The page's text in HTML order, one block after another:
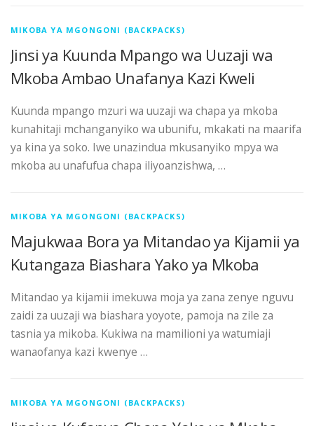
MIKOBA YA MGONGONI (BACKPACKS)
Jinsi ya Kuunda Mpango wa Uuzaji wa
Mkoba Ambao Unafanya Kazi Kweli
Kuunda mpango mzuri wa uuzaji wa chapa ya mkoba
kunahitaji mchanganyiko wa ubunifu, mkakati na maarifa
ya kina ya soko. Iwe unazindua mkusanyiko mpya wa
mkoba au unafufua chapa iliyoanzishwa, …
MIKOBA YA MGONGONI (BACKPACKS)
Majukwaa Bora ya Mitandao ya Kijamii ya
Kutangaza Biashara Yako ya Mkoba
Mitandao ya kijamii imekuwa moja ya zana zenye nguvu
zaidi za uuzaji wa biashara yoyote, pamoja na zile za
tasnia ya mikoba. Kukiwa na mamilioni ya watumiaji
wanaofanya kazi kwenye …
MIKOBA YA MGONGONI (BACKPACKS)